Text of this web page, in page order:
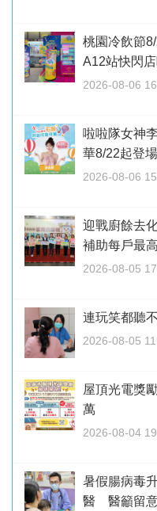
桃園冷飲節
A12站快閃
2026-08-06
啦啦隊女神
華8/22起登場
2026-08-06
迎戰廚餘去
補助每戶最
2026-08-05
連玩笑都聽
2026-08-05
屋頂光電獎
萬
2026-08-04
暑假腸病毒
醫 醫籲留